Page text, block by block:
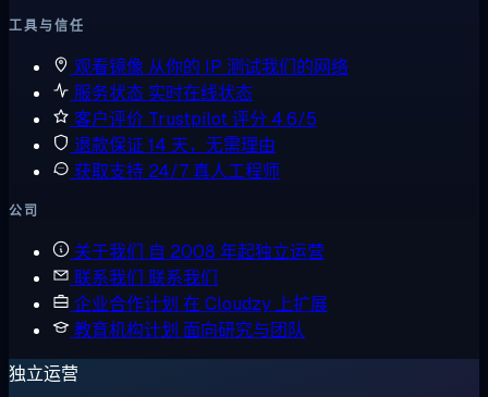
工具与信任
观看镜像 从你的 IP 测试我们的网络
服务状态 实时在线状态
客户评价 Trustpilot 评分 4.6/5
退款保证 14 天，无需理由
获取支持 24/7 真人工程师
公司
关于我们 自 2008 年起独立运营
联系我们 联系我们
企业合作计划 在 Cloudzy 上扩展
教育机构计划 面向研究与团队
独立运营